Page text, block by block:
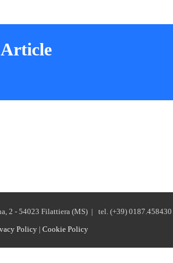
2 - 54023 Filattiera (MS) | tel. (+39)
Policy |Cookie Policy